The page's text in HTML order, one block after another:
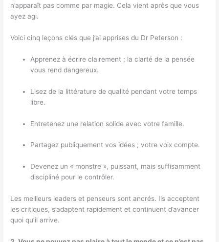
n’apparaît pas comme par magie. Cela vient après que vous
ayez agi.
Voici cinq leçons clés que j’ai apprises du Dr Peterson :
Apprenez à écrire clairement ; la clarté de la pensée
vous rend dangereux.
Lisez de la littérature de qualité pendant votre temps
libre.
Entretenez une relation solide avec votre famille.
Partagez publiquement vos idées ; votre voix compte.
Devenez un « monstre », puissant, mais suffisamment
discipliné pour le contrôler.
Les meilleurs leaders et penseurs sont ancrés. Ils acceptent
les critiques, s’adaptent rapidement et continuent d’avancer
quoi qu’il arrive.